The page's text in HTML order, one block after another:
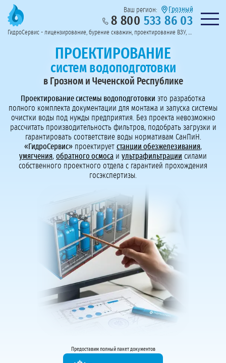
Предоставим полный пакет документов
Пригласить в тендер
Колл-центр на связи с 9:00 до 19:00
Перезвоните мне!
Ваш регион: Грозный
8 800 533 86 03 Нужна
ГидроСервис - лицензирование, бурение скважин, проектирование ВЗУ, системы водоподготовки
ПРОЕКТИРОВАНИЕ
систем водоподготовки
в Грозном и Чеченской Республике
Проектирование системы водоподготовки это разработка
полного комплекта документации для монтажа и запуска системы
очистки воды под нужды предприятия. Без проекта невозможно
рассчитать производительность фильтров, подобрать загрузки и
гарантировать соответствие воды нормативам СанПиН.
«ГидроСервис» проектирует станции обезжелезивания,
умягчения, обратного осмоса и ультрафильтрации силами
собственного проектного отдела с гарантией прохождения
госэкспертизы.
Предоставим полный пакет документов